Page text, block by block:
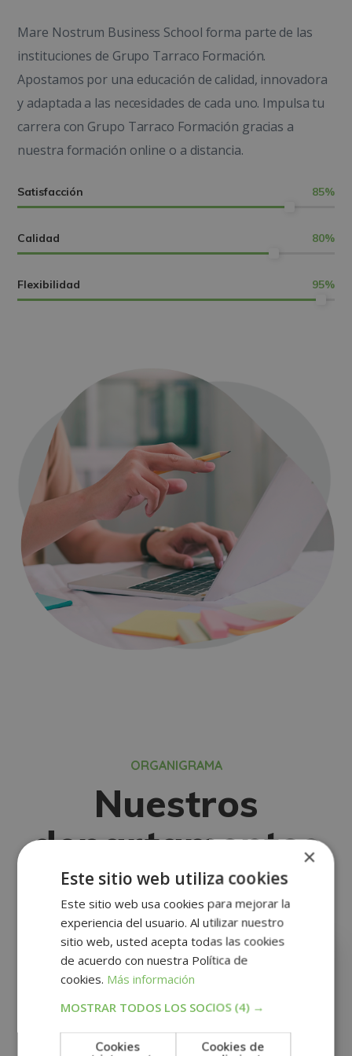
Mare Nostrum Business School forma parte de las
instituciones de Grupo Tarraco Formación.
Apostamos por una educación de calidad, innovadora
y adaptada a las necesidades de cada uno. Impulsa tu
carrera con Grupo Tarraco Formación gracias a
nuestra formación online o a distancia.
Satisfacción 85%
Calidad 80%
Flexibilidad 95%
ORGANIGRAMA
Nuestros
departamentos
Asesorar e informar sobre
nuestra formación
El equipo comercial se encarga de
asesoramiento sobre nuestros
×
Este sitio web utiliza cookies
Este sitio web usa cookies para mejorar la
experiencia del usuario. Al utilizar nuestro
sitio web, usted acepta todas las cookies
de acuerdo con nuestra Política de
cookies. Más información
MOSTRAR TODOS LOS SOCIOS (4) →
Cookies
Cookies de